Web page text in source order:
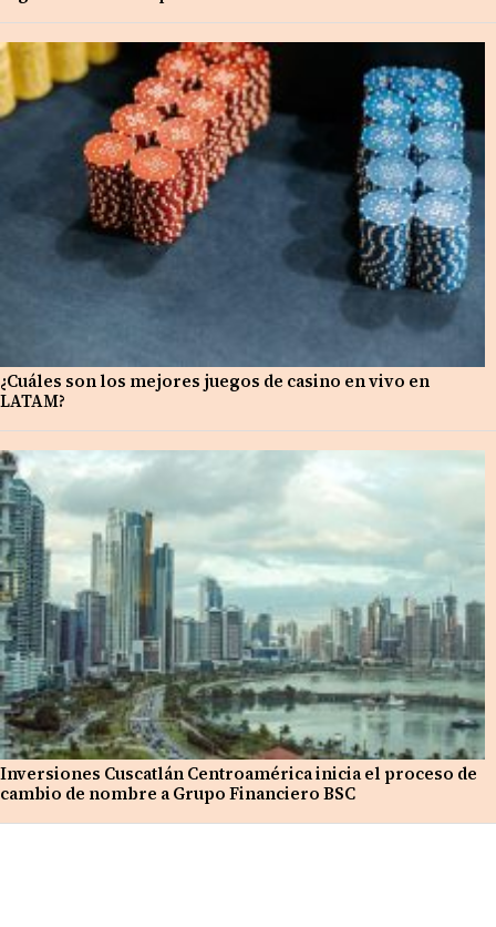
¿Cuáles son los mejores juegos de casino en vivo en
LATAM?
Inversiones Cuscatlán Centroamérica inicia el proceso de
cambio de nombre a Grupo Financiero BSC